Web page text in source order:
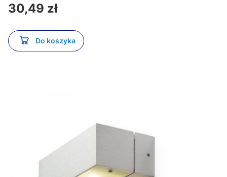
Cena
30,49 zł
Do koszyka